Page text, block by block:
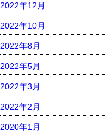
2022年12月
2022年10月
2022年8月
2022年5月
2022年3月
2022年2月
2020年1月